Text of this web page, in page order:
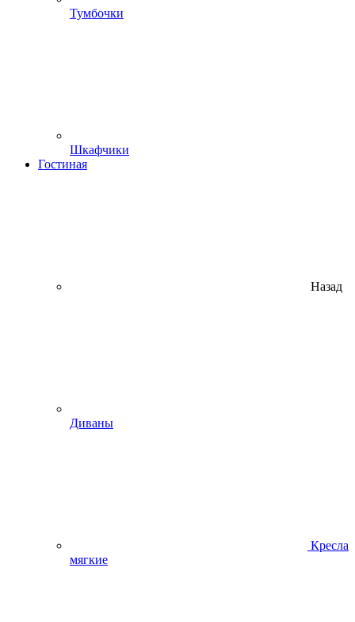
Тумбочки
Шкафчики
Гостиная
Назад
Диваны
Кресла
мягкие